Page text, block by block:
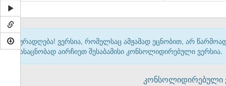
ყურადღება! ვერსია, რომელსაც ამჟამად ეცნობით, არ
გასაცნობად აირჩიეთ შესაბამისი კონსოლიდირებული ვერსია.
კონსოლიდირებული